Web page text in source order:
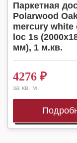
Паркетная
Polarwood
mercury white
loc 1s
мм), 1 м.кв.
4276 ₽
за кв. м.